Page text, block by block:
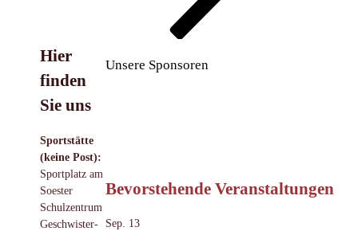
Unsere Sponsoren
Bevorstehende Veranstaltungen
Sep. 13
Hier
finden
Sie uns
Sportstätte
(keine Post):
Sportplatz am
Soester
Schulzentrum
Geschwister-